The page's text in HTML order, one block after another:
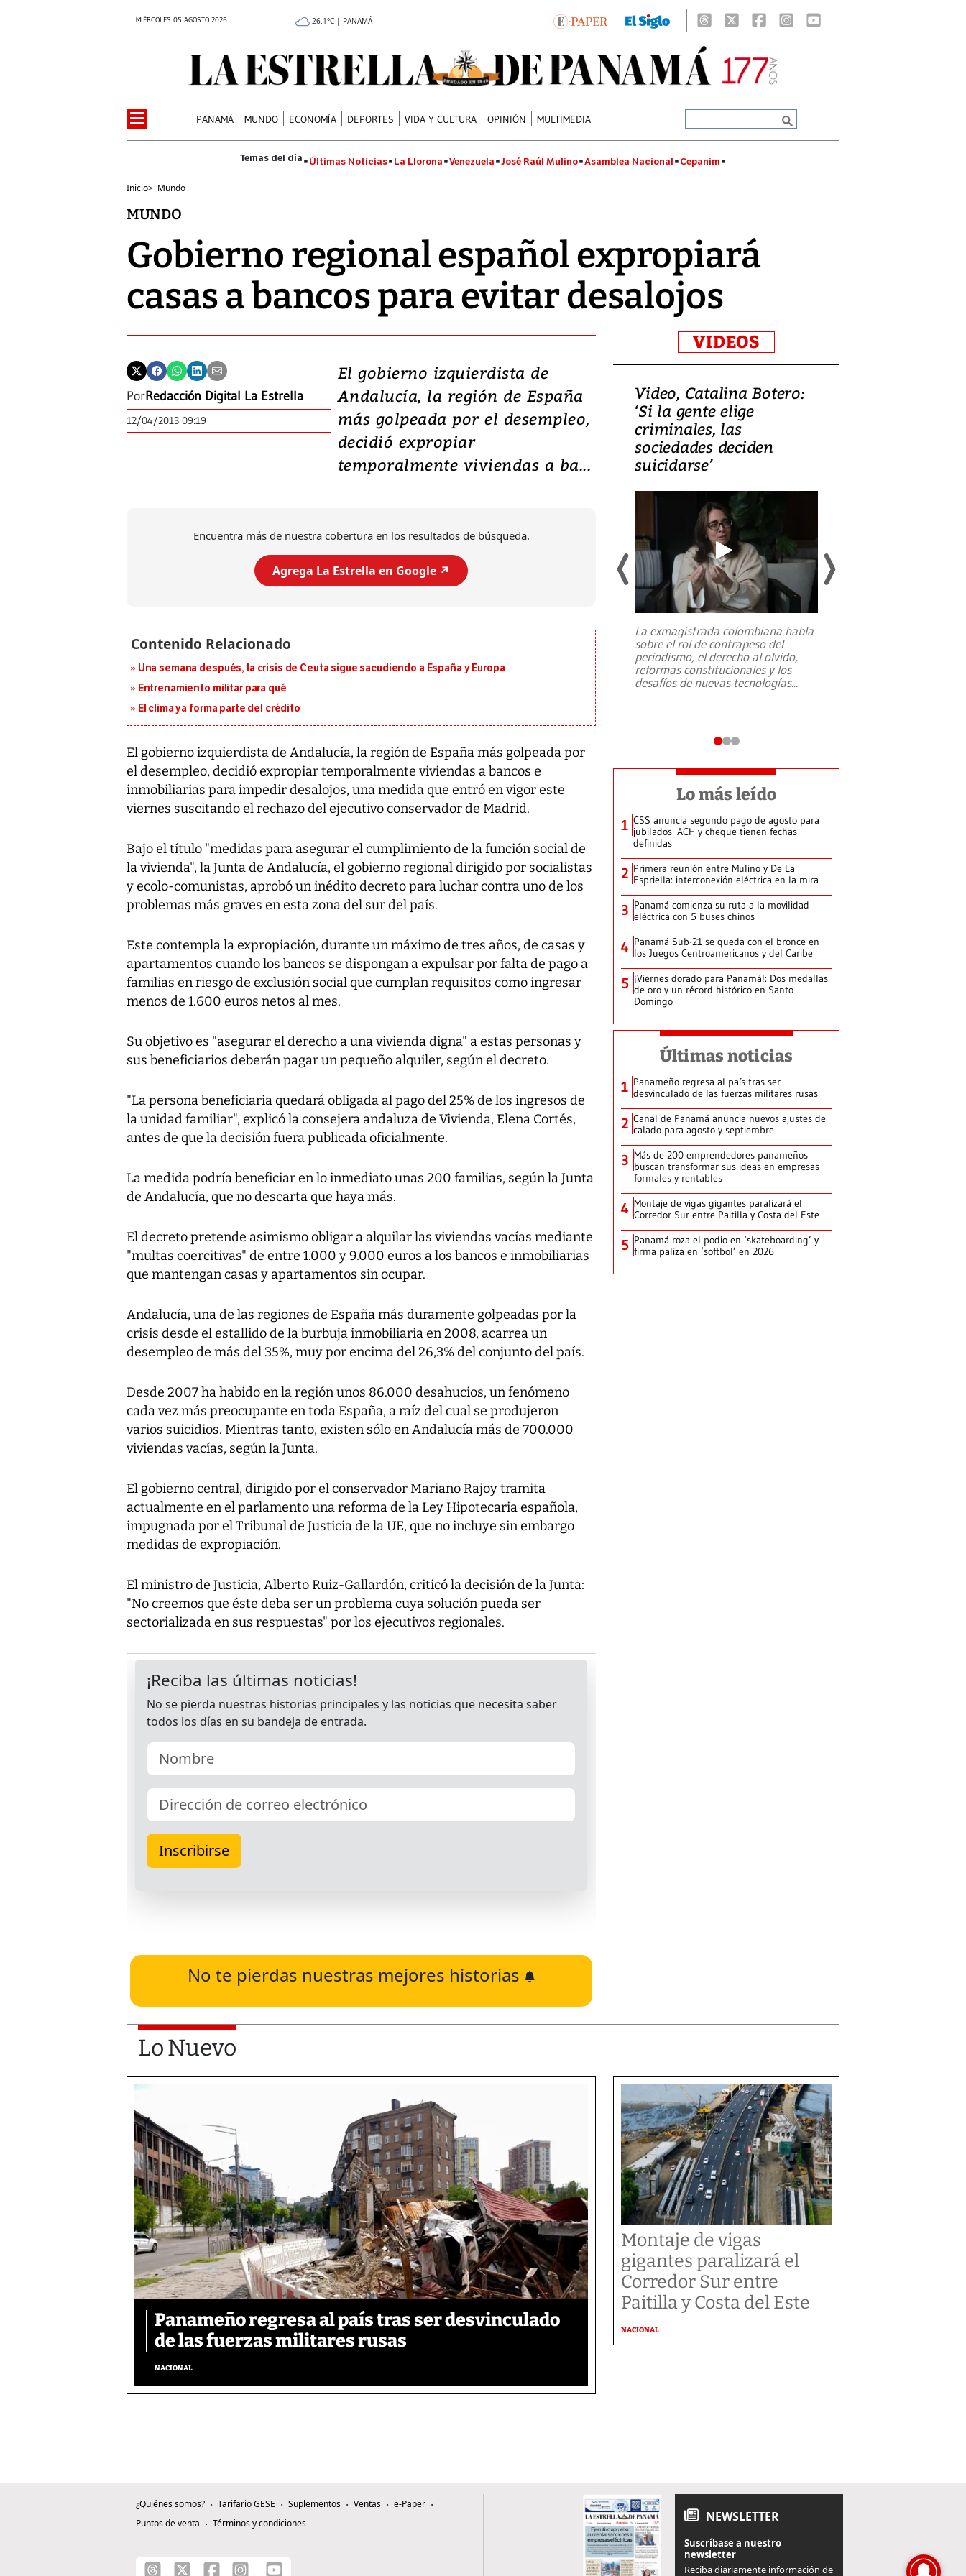
MIÉRCOLES 05 AGOSTO 2026 26.1°C | PANAMÁ
PANAMÁ MUNDO ECONOMÍA DEPORTES VIDA Y CULTURA OPINIÓN MULTIMEDIA
Últimas Noticias La Llorona Venezuela José Raúl Mulino Asamblea Nacional Cepanim
Inicio> Mundo
MUNDO
Gobierno regional español expropiará
casas a bancos para evitar desalojos
PorRedacción Digital La Estrella
12/04/2013 09:19
El gobierno izquierdista de
Andalucía, la región de España
más golpeada por el desempleo,
decidió expropiar
temporalmente viviendas a ba...
Encuentra más de nuestra cobertura en los resultados de búsqueda.
Agrega La Estrella en Google ↗️
Una semana después, la crisis de Ceuta sigue sacudiendo a España y Europa
Entrenamiento militar para qué
El clima ya forma parte del crédito
El gobierno izquierdista de Andalucía, la región de España más golpeada por
el desempleo, decidió expropiar temporalmente viviendas a bancos e
inmobiliarias para impedir desalojos, una medida que entró en vigor este
viernes suscitando el rechazo del ejecutivo conservador de Madrid.
Bajo el título "medidas para asegurar el cumplimiento de la función social de
la vivienda", la Junta de Andalucía, el gobierno regional dirigido por socialistas
y ecolo-comunistas, aprobó un inédito decreto para luchar contra uno de los
problemas más graves en esta zona del sur del país.
Este contempla la expropiación, durante un máximo de tres años, de casas y
apartamentos cuando los bancos se dispongan a expulsar por falta de pago a
familias en riesgo de exclusión social que cumplan requisitos como ingresar
menos de 1.600 euros netos al mes.
Su objetivo es "asegurar el derecho a una vivienda digna" a estas personas y
sus beneficiarios deberán pagar un pequeño alquiler, según el decreto.
"La persona beneficiaria quedará obligada al pago del 25% de los ingresos de
la unidad familiar", explicó la consejera andaluza de Vivienda, Elena Cortés,
antes de que la decisión fuera publicada oficialmente.
La medida podría beneficiar en lo inmediato unas 200 familias, según la Junta
de Andalucía, que no descarta que haya más.
El decreto pretende asimismo obligar a alquilar las viviendas vacías mediante
"multas coercitivas" de entre 1.000 y 9.000 euros a los bancos e inmobiliarias
que mantengan casas y apartamentos sin ocupar.
Andalucía, una de las regiones de España más duramente golpeadas por la
crisis desde el estallido de la burbuja inmobiliaria en 2008, acarrea un
desempleo de más del 35%, muy por encima del 26,3% del conjunto del país.
Desde 2007 ha habido en la región unos 86.000 desahucios, un fenómeno
cada vez más preocupante en toda España, a raíz del cual se produjeron
varios suicidios. Mientras tanto, existen sólo en Andalucía más de 700.000
viviendas vacías, según la Junta.
El gobierno central, dirigido por el conservador Mariano Rajoy tramita
actualmente en el parlamento una reforma de la Ley Hipotecaria española,
impugnada por el Tribunal de Justicia de la UE, que no incluye sin embargo
medidas de expropiación.
El ministro de Justicia, Alberto Ruiz-Gallardón, criticó la decisión de la Junta:
"No creemos que éste deba ser un problema cuya solución pueda ser
sectorializada en sus respuestas" por los ejecutivos regionales.
No te pierdas nuestras mejores historias
VIDEOS
Video, Japón: Terremoto
deja heridos y graves
daños en Kumamoto
al sur de Japón, provocando una
Video, Catalina Botero:
‘Si la gente elige
criminales, las
sociedades deciden
suicidarse’
La exmagistrada colombiana habla
sobre el rol de contrapeso del
periodismo, el derecho al olvido,
reformas constitucionales y los
desafíos de nuevas tecnologías...
Lo más leído
1 CSS anuncia segundo pago de agosto para
jubilados: ACH y cheque tienen fechas
definidas
2 Primera reunión entre Mulino y De La
Espriella: interconexión eléctrica en la mira
3 Panamá comienza su ruta a la movilidad
eléctrica con 5 buses chinos
4 Panamá Sub-21 se queda con el bronce en
los Juegos Centroamericanos y del Caribe
5 ¡Viernes dorado para Panamá!: Dos medallas
de oro y un récord histórico en Santo
Domingo
Últimas noticias
1 Panameño regresa al país tras ser
desvinculado de las fuerzas militares rusas
2 Canal de Panamá anuncia nuevos ajustes de
calado para agosto y septiembre
3 Más de 200 emprendedores panameños
buscan transformar sus ideas en empresas
formales y rentables
4 Montaje de vigas gigantes paralizará el
Corredor Sur entre Paitilla y Costa del Este
5 Panamá roza el podio en ‘skateboarding’ y
firma paliza en ‘softbol’ en 2026
Lo Nuevo
Panameño regresa al país tras ser desvinculado
de las fuerzas militares rusas
NACIONAL
Montaje de vigas
gigantes paralizará el
Corredor Sur entre
Paitilla y Costa del Este
NACIONAL
¿Quiénes somos? Tarifario GESE Suplementos Ventas
e-Paper
Puntos de venta
Términos y condiciones NEWSLETTER
Suscríbase a nuestro
newsletter
Reciba diariamente información de